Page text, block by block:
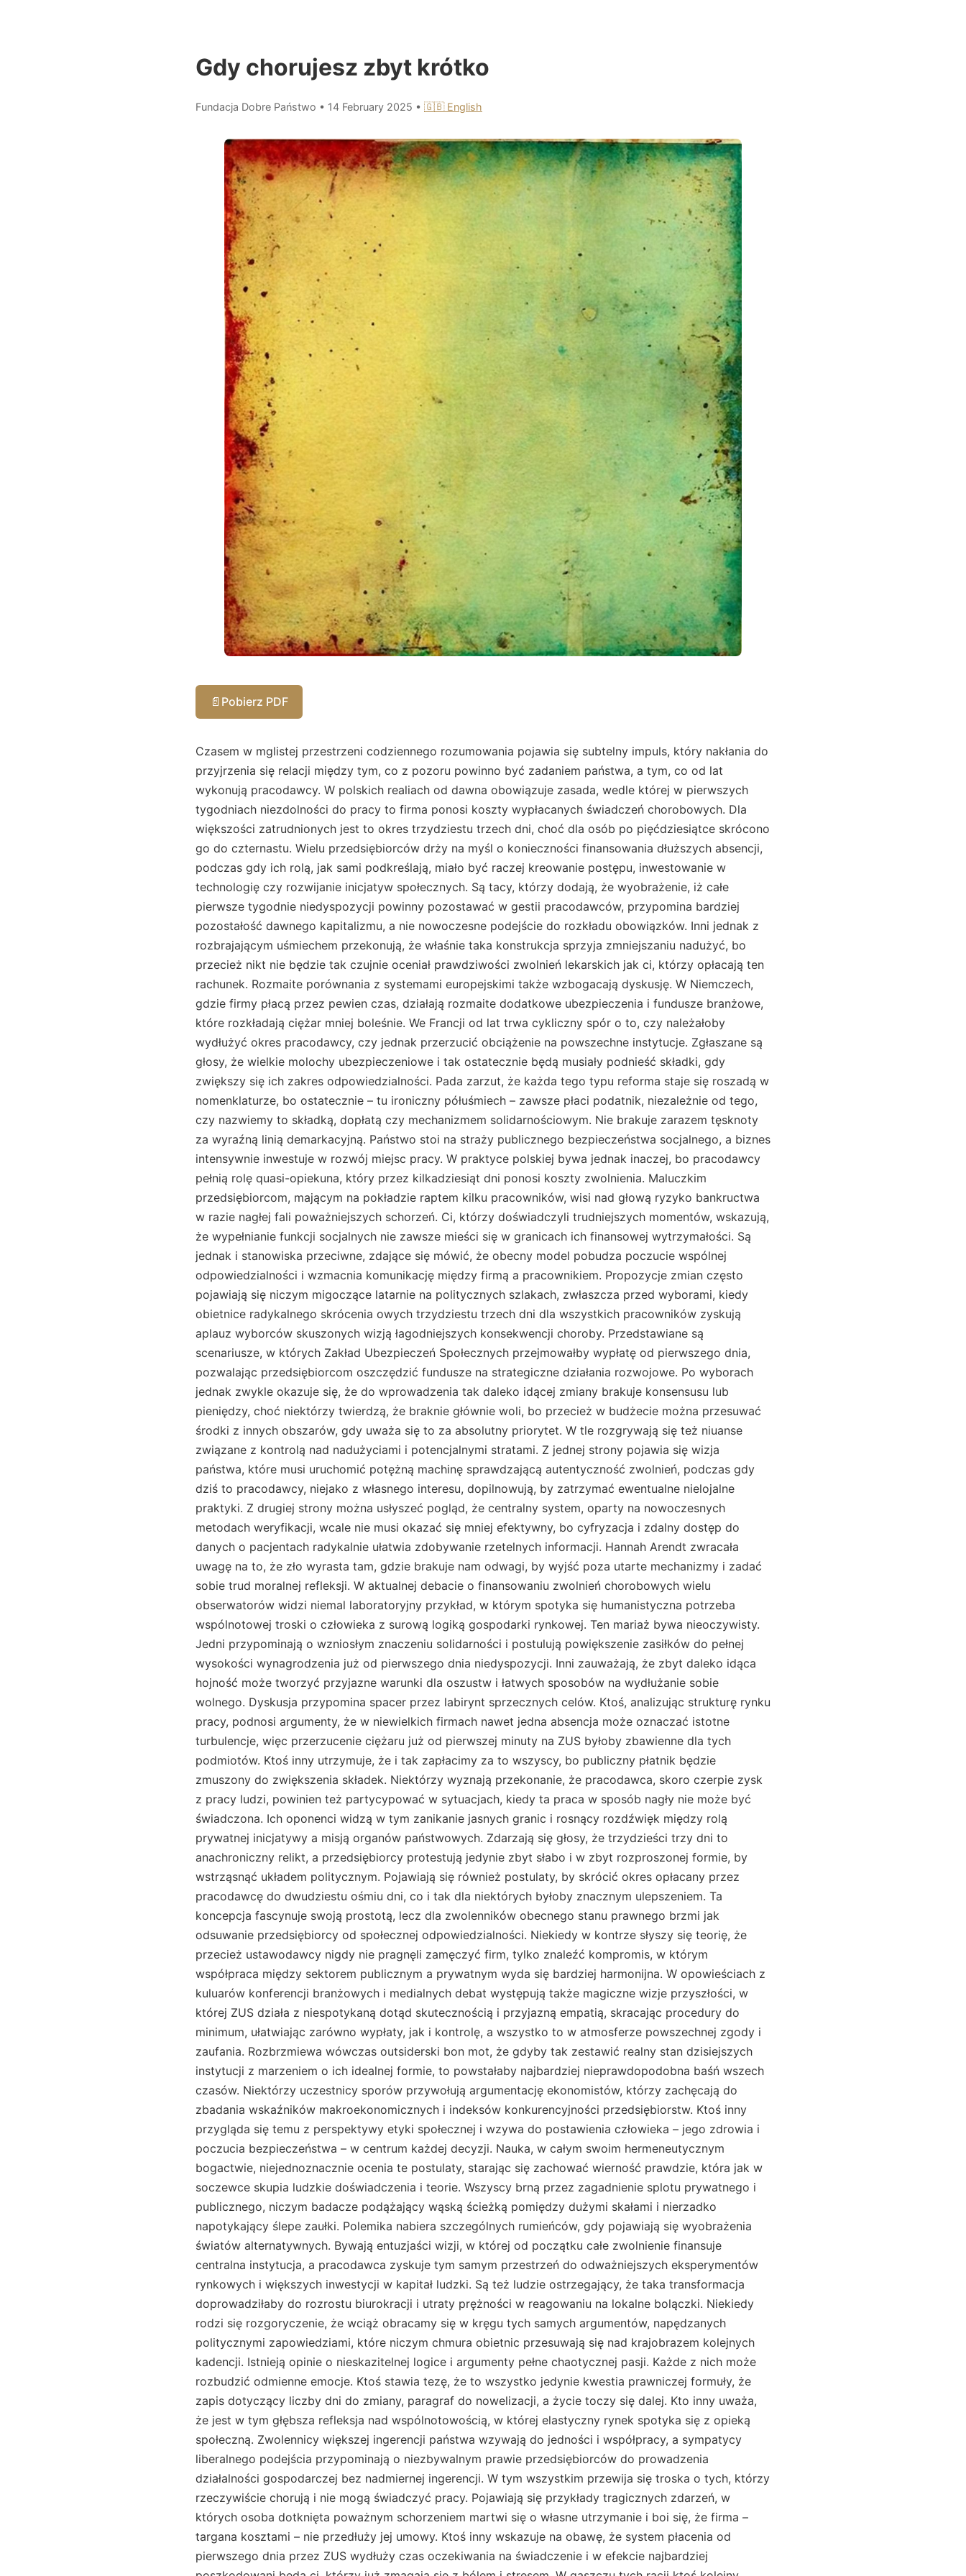
Gdy chorujesz zbyt krótko
Fundacja Dobre Państwo • 14 February 2025 • 🇬🇧 English
📄 Pobierz PDF
Czasem w mglistej przestrzeni codziennego rozumowania pojawia się subtelny impuls, który nakłania do przyjrzenia się relacji między tym, co z pozoru powinno być zadaniem państwa, a tym, co od lat wykonują pracodawcy. W polskich realiach od dawna obowiązuje zasada, wedle której w pierwszych tygodniach niezdolności do pracy to firma ponosi koszty wypłacanych świadczeń chorobowych. Dla większości zatrudnionych jest to okres trzydziestu trzech dni, choć dla osób po pięćdziesiątce skrócono go do czternastu. Wielu przedsiębiorców drży na myśl o konieczności finansowania dłuższych absencji, podczas gdy ich rolą, jak sami podkreślają, miało być raczej kreowanie postępu, inwestowanie w technologię czy rozwijanie inicjatyw społecznych. Są tacy, którzy dodają, że wyobrażenie, iż całe pierwsze tygodnie niedyspozycji powinny pozostawać w gestii pracodawców, przypomina bardziej pozostałość dawnego kapitalizmu, a nie nowoczesne podejście do rozkładu obowiązków. Inni jednak z rozbrajającym uśmiechem przekonują, że właśnie taka konstrukcja sprzyja zmniejszaniu nadużyć, bo przecież nikt nie będzie tak czujnie oceniał prawdziwości zwolnień lekarskich jak ci, którzy opłacają ten rachunek. Rozmaite porównania z systemami europejskimi także wzbogacają dyskusję. W Niemczech, gdzie firmy płacą przez pewien czas, działają rozmaite dodatkowe ubezpieczenia i fundusze branżowe, które rozkładają ciężar mniej boleśnie. We Francji od lat trwa cykliczny spór o to, czy należałoby wydłużyć okres pracodawcy, czy jednak przerzucić obciążenie na powszechne instytucje. Zgłaszane są głosy, że wielkie molochy ubezpieczeniowe i tak ostatecznie będą musiały podnieść składki, gdy zwiększy się ich zakres odpowiedzialności. Pada zarzut, że każda tego typu reforma staje się roszadą w nomenklaturze, bo ostatecznie – tu ironiczny półuśmiech – zawsze płaci podatnik, niezależnie od tego, czy nazwiemy to składką, dopłatą czy mechanizmem solidarnościowym. Nie brakuje zarazem tęsknoty za wyraźną linią demarkacyjną. Państwo stoi na straży publicznego bezpieczeństwa socjalnego, a biznes intensywnie inwestuje w rozwój miejsc pracy. W praktyce polskiej bywa jednak inaczej, bo pracodawcy pełnią rolę quasi-opiekuna, który przez kilkadziesiąt dni ponosi koszty zwolnienia. Maluczkim przedsiębiorcom, mającym na pokładzie raptem kilku pracowników, wisi nad głową ryzyko bankructwa w razie nagłej fali poważniejszych schorzeń. Ci, którzy doświadczyli trudniejszych momentów, wskazują, że wypełnianie funkcji socjalnych nie zawsze mieści się w granicach ich finansowej wytrzymałości. Są jednak i stanowiska przeciwne, zdające się mówić, że obecny model pobudza poczucie wspólnej odpowiedzialności i wzmacnia komunikację między firmą a pracownikiem. Propozycje zmian często pojawiają się niczym migoczące latarnie na politycznych szlakach, zwłaszcza przed wyborami, kiedy obietnice radykalnego skrócenia owych trzydziestu trzech dni dla wszystkich pracowników zyskują aplauz wyborców skuszonych wizją łagodniejszych konsekwencji choroby. Przedstawiane są scenariusze, w których Zakład Ubezpieczeń Społecznych przejmowałby wypłatę od pierwszego dnia, pozwalając przedsiębiorcom oszczędzić fundusze na strategiczne działania rozwojowe. Po wyborach jednak zwykle okazuje się, że do wprowadzenia tak daleko idącej zmiany brakuje konsensusu lub pieniędzy, choć niektórzy twierdzą, że braknie głównie woli, bo przecież w budżecie można przesuwać środki z innych obszarów, gdy uważa się to za absolutny priorytet. W tle rozgrywają się też niuanse związane z kontrolą nad nadużyciami i potencjalnymi stratami. Z jednej strony pojawia się wizja państwa, które musi uruchomić potężną machinę sprawdzającą autentyczność zwolnień, podczas gdy dziś to pracodawcy, niejako z własnego interesu, dopilnowują, by zatrzymać ewentualne nielojalne praktyki. Z drugiej strony można usłyszeć pogląd, że centralny system, oparty na nowoczesnych metodach weryfikacji, wcale nie musi okazać się mniej efektywny, bo cyfryzacja i zdalny dostęp do danych o pacjentach radykalnie ułatwia zdobywanie rzetelnych informacji. Hannah Arendt zwracała uwagę na to, że zło wyrasta tam, gdzie brakuje nam odwagi, by wyjść poza utarte mechanizmy i zadać sobie trud moralnej refleksji. W aktualnej debacie o finansowaniu zwolnień chorobowych wielu obserwatorów widzi niemal laboratoryjny przykład, w którym spotyka się humanistyczna potrzeba wspólnotowej troski o człowieka z surową logiką gospodarki rynkowej. Ten mariaż bywa nieoczywisty. Jedni przypominają o wzniosłym znaczeniu solidarności i postulują powiększenie zasiłków do pełnej wysokości wynagrodzenia już od pierwszego dnia niedyspozycji. Inni zauważają, że zbyt daleko idąca hojność może tworzyć przyjazne warunki dla oszustw i łatwych sposobów na wydłużanie sobie wolnego. Dyskusja przypomina spacer przez labirynt sprzecznych celów. Ktoś, analizując strukturę rynku pracy, podnosi argumenty, że w niewielkich firmach nawet jedna absencja może oznaczać istotne turbulencje, więc przerzucenie ciężaru już od pierwszej minuty na ZUS byłoby zbawienne dla tych podmiotów. Ktoś inny utrzymuje, że i tak zapłacimy za to wszyscy, bo publiczny płatnik będzie zmuszony do zwiększenia składek. Niektórzy wyznają przekonanie, że pracodawca, skoro czerpie zysk z pracy ludzi, powinien też partycypować w sytuacjach, kiedy ta praca w sposób nagły nie może być świadczona. Ich oponenci widzą w tym zanikanie jasnych granic i rosnący rozdźwięk między rolą prywatnej inicjatywy a misją organów państwowych. Zdarzają się głosy, że trzydzieści trzy dni to anachroniczny relikt, a przedsiębiorcy protestują jedynie zbyt słabo i w zbyt rozproszonej formie, by wstrząsnąć układem politycznym. Pojawiają się również postulaty, by skrócić okres opłacany przez pracodawcę do dwudziestu ośmiu dni, co i tak dla niektórych byłoby znacznym ulepszeniem. Ta koncepcja fascynuje swoją prostotą, lecz dla zwolenników obecnego stanu prawnego brzmi jak odsuwanie przedsiębiorcy od społecznej odpowiedzialności. Niekiedy w kontrze słyszy się teorię, że przecież ustawodawcy nigdy nie pragnęli zamęczyć firm, tylko znaleźć kompromis, w którym współpraca między sektorem publicznym a prywatnym wyda się bardziej harmonijna. W opowieściach z kuluarów konferencji branżowych i medialnych debat występują także magiczne wizje przyszłości, w której ZUS działa z niespotykaną dotąd skutecznością i przyjazną empatią, skracając procedury do minimum, ułatwiając zarówno wypłaty, jak i kontrolę, a wszystko to w atmosferze powszechnej zgody i zaufania. Rozbrzmiewa wówczas outsiderski bon mot, że gdyby tak zestawić realny stan dzisiejszych instytucji z marzeniem o ich idealnej formie, to powstałaby najbardziej nieprawdopodobna baśń wszech czasów. Niektórzy uczestnicy sporów przywołują argumentację ekonomistów, którzy zachęcają do zbadania wskaźników makroekonomicznych i indeksów konkurencyjności przedsiębiorstw. Ktoś inny przygląda się temu z perspektywy etyki społecznej i wzywa do postawienia człowieka – jego zdrowia i poczucia bezpieczeństwa – w centrum każdej decyzji. Nauka, w całym swoim hermeneutycznym bogactwie, niejednoznacznie ocenia te postulaty, starając się zachować wierność prawdzie, która jak w soczewce skupia ludzkie doświadczenia i teorie. Wszyscy brną przez zagadnienie splotu prywatnego i publicznego, niczym badacze podążający wąską ścieżką pomiędzy dużymi skałami i nierzadko napotykający ślepe zaułki. Polemika nabiera szczególnych rumieńców, gdy pojawiają się wyobrażenia światów alternatywnych. Bywają entuzjaści wizji, w której od początku całe zwolnienie finansuje centralna instytucja, a pracodawca zyskuje tym samym przestrzeń do odważniejszych eksperymentów rynkowych i większych inwestycji w kapitał ludzki. Są też ludzie ostrzegający, że taka transformacja doprowadziłaby do rozrostu biurokracji i utraty prężności w reagowaniu na lokalne bolączki. Niekiedy rodzi się rozgoryczenie, że wciąż obracamy się w kręgu tych samych argumentów, napędzanych politycznymi zapowiedziami, które niczym chmura obietnic przesuwają się nad krajobrazem kolejnych kadencji. Istnieją opinie o nieskazitelnej logice i argumenty pełne chaotycznej pasji. Każde z nich może rozbudzić odmienne emocje. Ktoś stawia tezę, że to wszystko jedynie kwestia prawniczej formuły, że zapis dotyczący liczby dni do zmiany, paragraf do nowelizacji, a życie toczy się dalej. Kto inny uważa, że jest w tym głębsza refleksja nad wspólnotowością, w której elastyczny rynek spotyka się z opieką społeczną. Zwolennicy większej ingerencji państwa wzywają do jedności i współpracy, a sympatycy liberalnego podejścia przypominają o niezbywalnym prawie przedsiębiorców do prowadzenia działalności gospodarczej bez nadmiernej ingerencji. W tym wszystkim przewija się troska o tych, którzy rzeczywiście chorują i nie mogą świadczyć pracy. Pojawiają się przykłady tragicznych zdarzeń, w których osoba dotknięta poważnym schorzeniem martwi się o własne utrzymanie i boi się, że firma – targana kosztami – nie przedłuży jej umowy. Ktoś inny wskazuje na obawę, że system płacenia od pierwszego dnia przez ZUS wydłuży czas oczekiwania na świadczenie i w efekcie najbardziej poszkodowani będą ci, którzy już zmagają się z bólem i stresem. W gąszczu tych racji ktoś kolejny spogląda na dane z krajów, gdzie działa jeszcze inny wariant, i komentuje, że może to nie parametry wysokości składek czy długości okresu przesądzają o poczuciu bezpieczeństwa społecznego, tylko raczej ogólna kultura zaufania i wzajemnej odpowiedzialności. Trudno o jednoznaczną receptę. Jedna osoba doceni krótszy okres płacony przez pracodawcę, inna zauważy, że tylko nieroztropna wiara w biurokratyczne procedury może prowadzić do niekończących się sporów o słuszność zwolnień. Gdzieś w tle rozbrzmiewa delikatny głos przypominający maksymę Marka Aureliusza, mówiącą o tym, że spokój ducha rodzi się w równowadze myśli. Podobno tę równowagę można wypracować i w takich debatach, choć zadanie to jest równie skomplikowane jak próba rozsupłania węzła, w